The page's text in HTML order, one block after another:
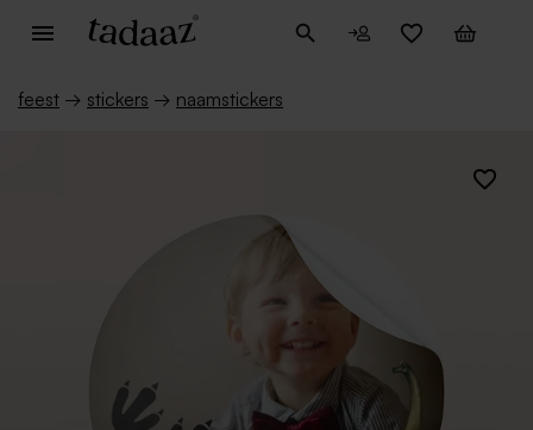
feest → stickers → naamstickers